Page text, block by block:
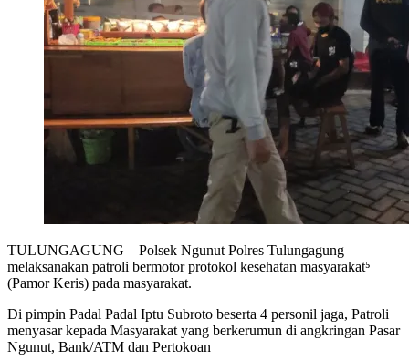
TULUNGAGUNG – Polsek Ngunut Polres Tulungagung
melaksanakan patroli bermotor protokol kesehatan masyarakat⁵
(Pamor Keris) pada masyarakat.
Di pimpin Padal Padal Iptu Subroto beserta 4 personil jaga, Patroli
menyasar kepada Masyarakat yang berkerumun di angkringan Pasar
Ngunut, Bank/ATM dan Pertokoan